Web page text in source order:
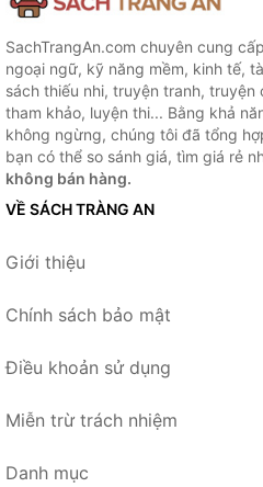
SachTrangAn.com chuyên cung
ngoại ngữ, kỹ năng mềm, kinh tế,
sách thiếu nhi, truyện tranh,
tham khảo, luyện thi... Bằng khả
không ngừng, chúng tôi đã tổng
bạn có thể so sánh giá, tìm giá rẻ
không bán hàng.
VỀ SÁCH TRÀNG AN
Giới thiệu
Chính sách bảo mật
Điều khoản sử dụng
Miễn trừ trách nhiệm
Danh mục